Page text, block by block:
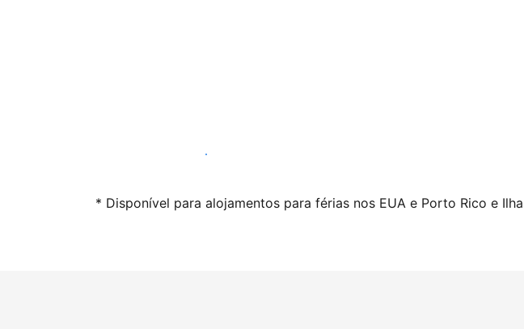
Anuncie connosco hoje mesmo
* Disponível para alojamentos para férias nos EUA e Porto Rico e